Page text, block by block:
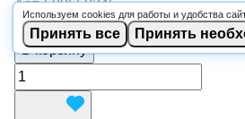
Арт.600658245
от 1 195.16 ₽/м
В корзину
Используем cookies для работы и удобства
Принять все Принять